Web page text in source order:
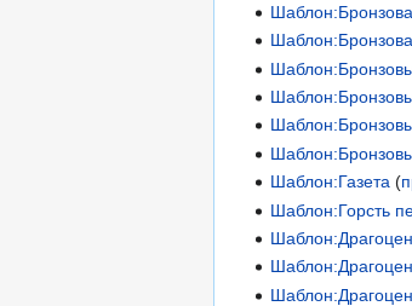
Шаблон:Газета (
Шаблон:Горсть